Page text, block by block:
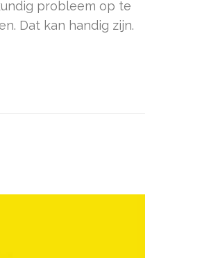
probleem op te
Dat kan handig zijn.